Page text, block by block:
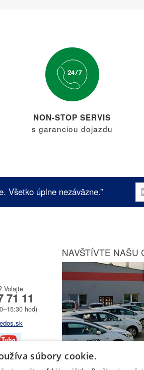
NON-STOP SERVIS
s garanciou dojazdu
Všetko úplne nezáväzne.”
Volajte
71 11
hod)
NAVŠTÍVTE NAŠU
súbory cookie.